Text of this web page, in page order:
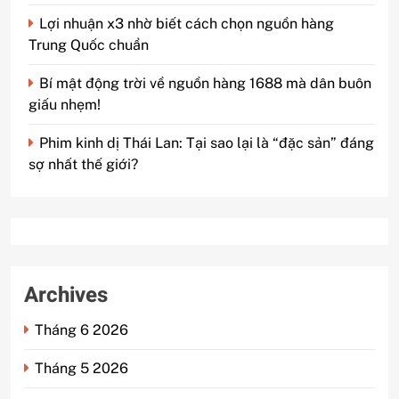
Lợi nhuận x3 nhờ biết cách chọn nguồn hàng
Trung Quốc chuẩn
Bí mật động trời về nguồn hàng 1688 mà dân buôn
giấu nhẹm!
Phim kinh dị Thái Lan: Tại sao lại là “đặc sản” đáng
sợ nhất thế giới?
Archives
Tháng 6 2026
Tháng 5 2026